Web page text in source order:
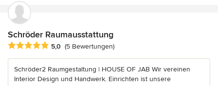
Schröder Raumausstattung
Durchschnittliche Bewertung: 5 von 5 Sternen
5,0 (5 Bewertungen)
Schröder2 Raumgestaltung | HOUSE OF JAB Wir vereinen
Interior Design und Handwerk. Einrichten ist unsere